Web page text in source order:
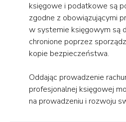
księgowe i podatkowe są
zgodne z obowiązującymi
w systemie księgowym są
chronione poprzez
kopie bezpieczeństwa.
Oddając prowadzenie
profesjonalnej księgowej
na prowadzeniu i rozwoju